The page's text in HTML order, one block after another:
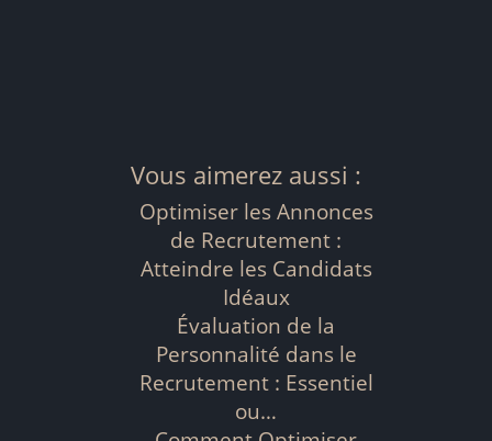
Vous aimerez aussi :
Optimiser les Annonces
de Recrutement :
Atteindre les Candidats
Idéaux
Évaluation de la
Personnalité dans le
Recrutement : Essentiel
ou…